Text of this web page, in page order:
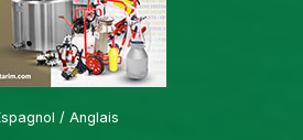
/ Anglais